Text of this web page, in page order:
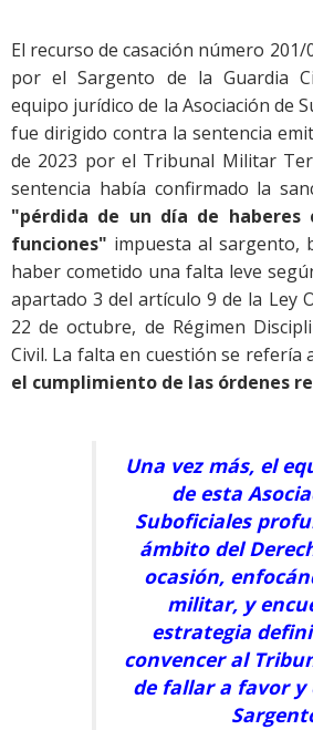
El recurso de casación número
por el Sargento de la Guardia
equipo jurídico de la Asociación de
fue dirigido contra la sentencia
de 2023 por el Tribunal Militar
sentencia había confirmado la
"pérdida de un día de haberes
funciones" impuesta al sargento,
haber cometido una falta leve
apartado 3 del artículo 9 de la Ley
22 de octubre, de Régimen
Civil. La falta en cuestión se refería
el cumplimiento de las órdenes
Una vez más, el
de esta
Suboficiales
ámbito del
ocasión,
militar, y
estrategia
convencer al
de fallar a favor y